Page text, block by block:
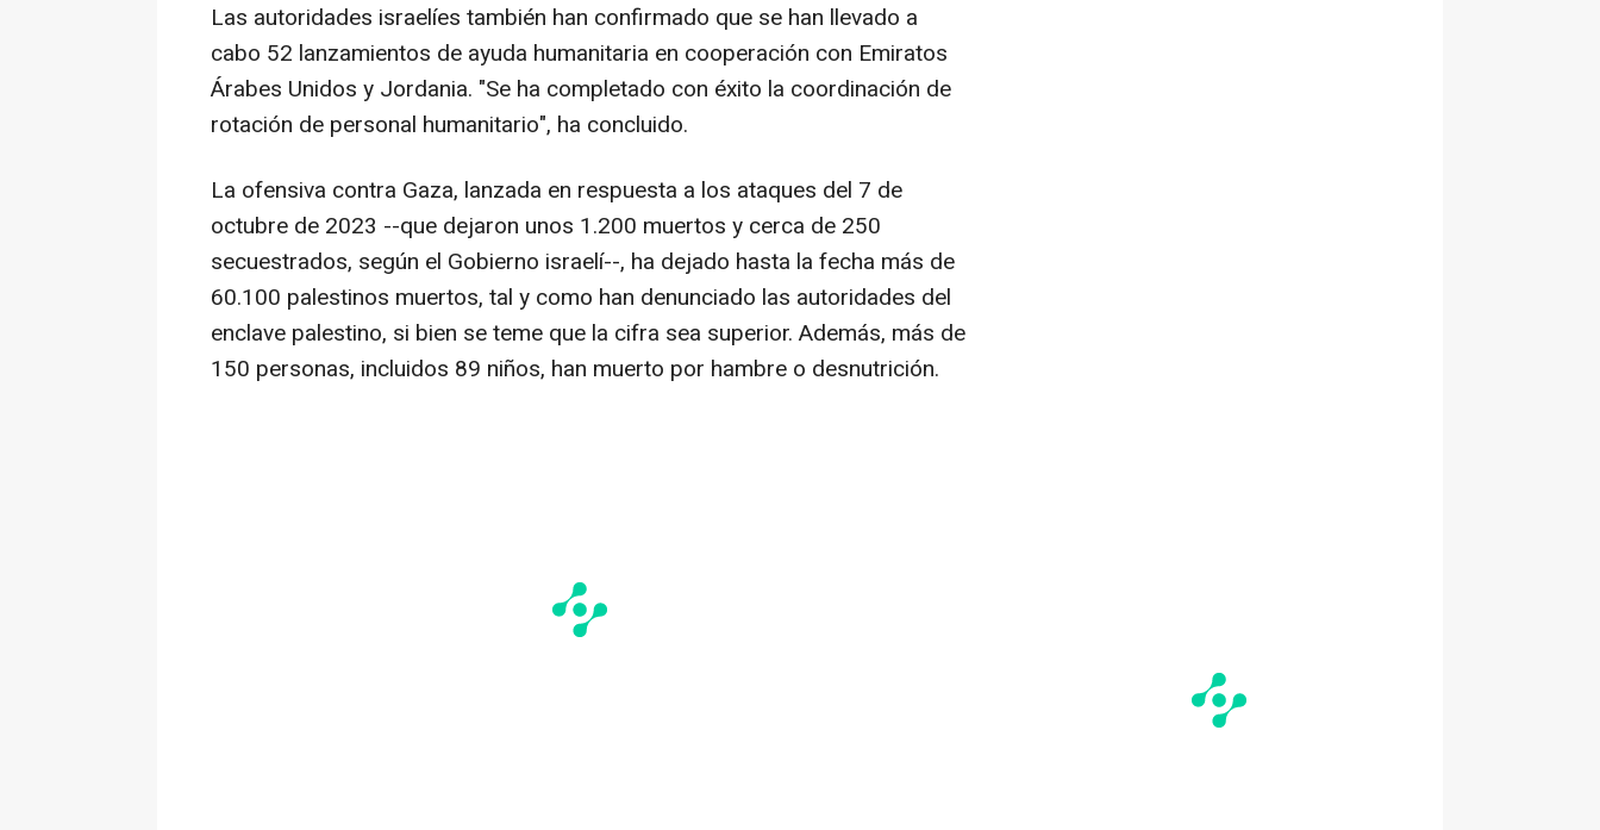
Las autoridades israelíes también han confirmado que se han llevado a
cabo 52 lanzamientos de ayuda humanitaria en cooperación con Emiratos
Árabes Unidos y Jordania. "Se ha completado con éxito la coordinación de
rotación de personal humanitario", ha concluido.
La ofensiva contra Gaza, lanzada en respuesta a los ataques del 7 de
octubre de 2023 --que dejaron unos 1.200 muertos y cerca de 250
secuestrados, según el Gobierno israelí--, ha dejado hasta la fecha más de
60.100 palestinos muertos, tal y como han denunciado las autoridades del
enclave palestino, si bien se teme que la cifra sea superior. Además, más de
150 personas, incluidos 89 niños, han muerto por hambre o desnutrición.